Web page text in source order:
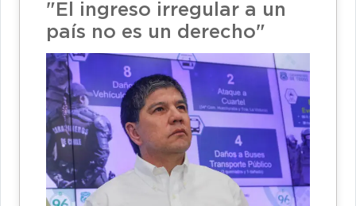
"El ingreso irregular a un
país no es un derecho"